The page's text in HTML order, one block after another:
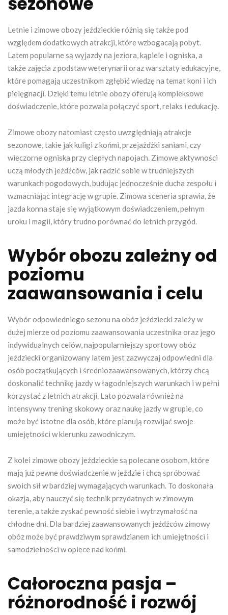
Letnie i zimowe obozy jeździeckie różnią się także pod
względem dodatkowych atrakcji, które wzbogacają pobyt.
Latem popularne są wyjazdy na jeziora, kąpiele i ogniska, a
także zajęcia z podstaw weterynarii oraz warsztaty edukacyjne,
które pomagają uczestnikom zgłębić wiedzę na temat koni i ich
pielęgnacji. Dzięki temu letnie obozy oferują kompleksowe
doświadczenie, które pozwala połączyć sport, relaks i edukację.
Zimowe obozy natomiast często uwzględniają atrakcje
sezonowe, takie jak kuligi z końmi, przejażdżki saniami, czy
wieczorne ogniska przy ciepłych napojach. Zimowe aktywności
uczą młodych jeźdźców, jak radzić sobie w trudniejszych
warunkach pogodowych, budując jednocześnie ducha zespołu i
wzmacniając integrację w grupie. Zimowa sceneria sprawia, że
jazda konna staje się wyjątkowym doświadczeniem, pełnym
uroku i magii, który trudno porównać do letnich przygód.
Wybór obozu zależny od
poziomu
zaawansowania i celu
Wybór odpowiedniego sezonu na obóz jeździecki zależy w
dużej mierze od poziomu zaawansowania uczestnika oraz jego
indywidualnych celów, najpopularniejszy sportowy obóz
jeździecki organizowany latem jest zazwyczaj odpowiedni dla
osób początkujących i średniozaawansowanych, którzy chcą
doskonalić technikę jazdy w łagodniejszych warunkach i w pełni
korzystać z letnich atrakcji. Lato pozwala również na
intensywny trening skokowy oraz naukę jazdy w grupie, co
może być istotne dla osób, które planują rozwijać swoje
umiejętności w kierunku zawodniczym.
Z kolei zimowe obozy jeździeckie są polecane osobom, które
mają już pewne doświadczenie w jeździe i chcą spróbować
swoich sił w bardziej wymagających warunkach. To doskonała
okazja, aby nauczyć się technik przydatnych w zimowym
terenie, a także zyskać pewność siebie i wytrzymałość na
chłodne dni. Dla bardziej zaawansowanych jeźdźców zimowy
obóz może być prawdziwym sprawdzianem ich umiejętności i
samodzielności w opiece nad końmi.
Całoroczna pasja –
różnorodność i rozwój